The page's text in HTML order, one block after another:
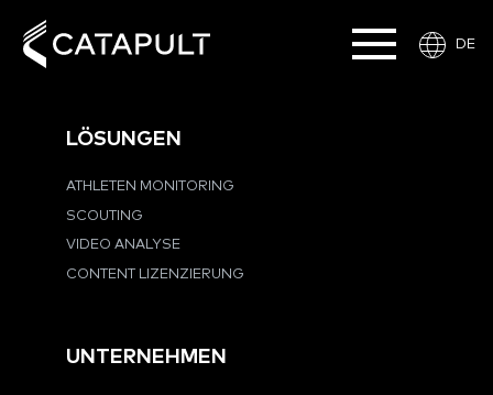
DE
LÖSUNGEN
ATHLETEN MONITORING
SCOUTING
VIDEO ANALYSE
CONTENT LIZENZIERUNG
UNTERNEHMEN